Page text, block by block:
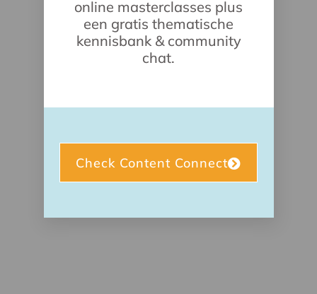
online masterclasses plus
een gratis thematische
kennisbank & community
chat.
Check Content Connect